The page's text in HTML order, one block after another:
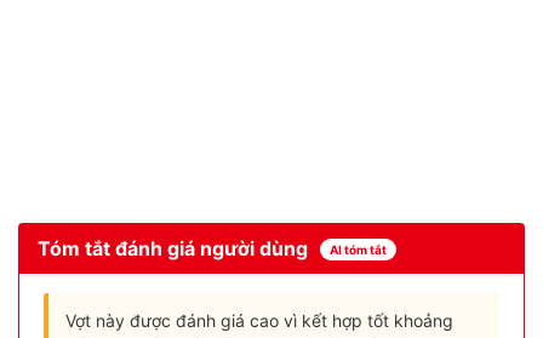
Tóm tắt đánh giá người dùng AI tóm tắt
Vợt này được đánh giá cao vì kết hợp tốt khoảng